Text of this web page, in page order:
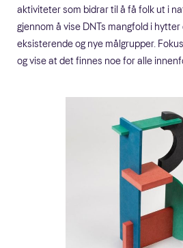
aktiviteter som bidrar til å få folk ut i
gjennom å vise DNTs mangfold i
eksisterende og nye målgrupper.
og vise at det finnes noe for alle